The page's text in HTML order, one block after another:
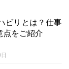
ビリとは？仕事
点をご紹介